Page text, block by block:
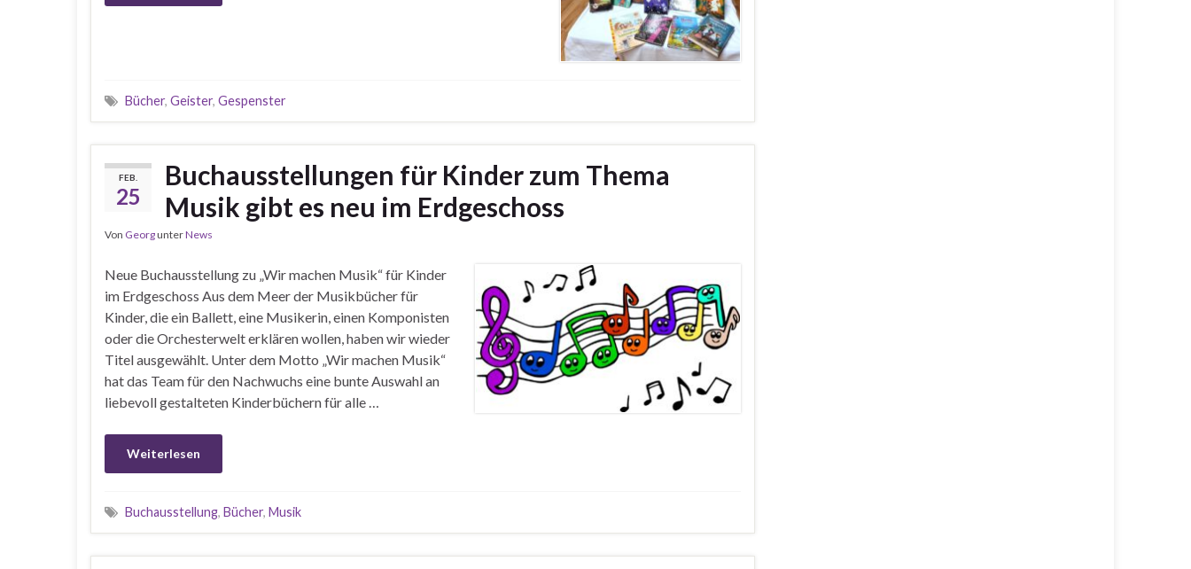
Bücher, Geister, Gespenster
FEB.
25
Buchausstellungen für Kinder zum Thema
Musik gibt es neu im Erdgeschoss
Von GeorgunterNews
Neue Buchausstellung zu „Wir machen Musik“ für Kinder
im Erdgeschoss Aus dem Meer der Musikbücher für
Kinder, die ein Ballett, eine Musikerin, einen Komponisten
oder die Orchesterwelt erklären wollen, haben wir wieder
Titel ausgewählt. Unter dem Motto „Wir machen Musik“
hat das Team für den Nachwuchs eine bunte Auswahl an
liebevoll gestalteten Kinderbüchern für alle …
Weiterlesen
Buchausstellung, Bücher, Musik